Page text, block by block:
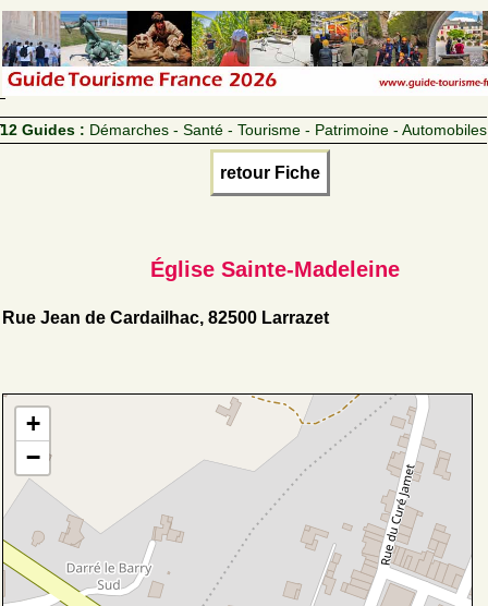
12 Guides : Démarches - Santé - Tourisme - Patrimoine - Automobiles
retour Fiche
Église Sainte-Madeleine
Rue Jean de Cardailhac, 82500 Larrazet
+
−